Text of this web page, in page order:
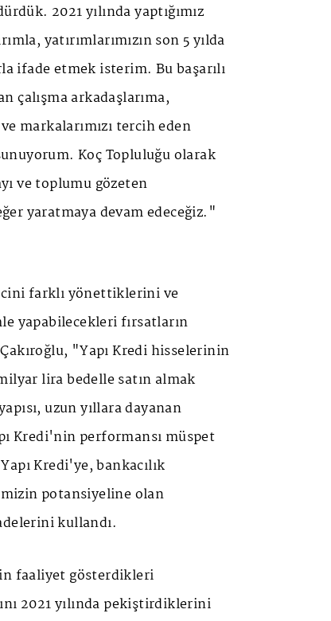
2021 yılında yaptığımız
yatırımlarımızın son 5 yılda
ifade etmek isterim. Bu başarılı
çalışma arkadaşlarıma,
markalarımızı tercih eden
Koç Topluluğu olarak
ve toplumu gözeten
yaratmaya devam edeceğiz."
farklı yönettiklerini ve
yapabilecekleri fırsatların
"Yapı Kredi hisselerinin
lira bedelle satın almak
uzun yıllara dayanan
Kredi'nin performansı müspet
Kredi'ye, bankacılık
potansiyeline olan
kullandı.
faaliyet gösterdikleri
2021 yılında pekiştirdiklerini